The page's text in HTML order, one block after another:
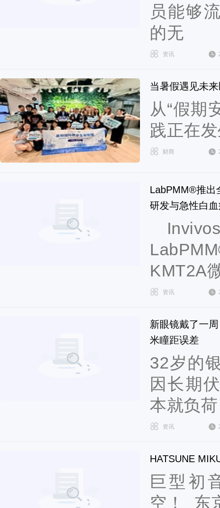
员能够
的无
资讯
当暑假遇见未
从“假期
践正在
财商
LabPMM®推出
研发与急性白
KMT2A
资讯
新眼镜戴了一
米瞳距误差
32岁的
因长期
本就负荷
资讯
HATSUNE
巨型初
空！ 东